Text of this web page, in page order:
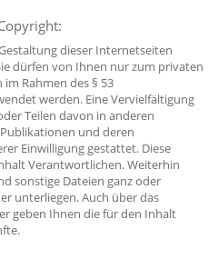
dieser Internetseiten
dürfen von Ihnen nur zum privaten
Rahmen des § 53
werden. Eine Vervielfältigung
Teilen davon in anderen
und deren
Einwilligung gestattet. Diese
Verantwortlichen. Weiterhin
sonstige Dateien ganz oder
unterliegen. Auch über das
geben Ihnen die für den Inhalt